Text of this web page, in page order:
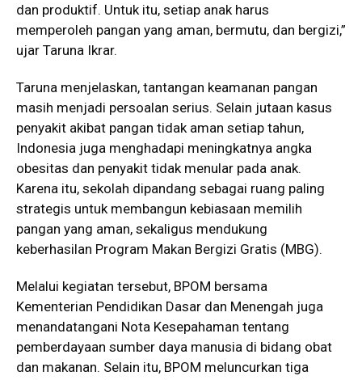
dan produktif. Untuk itu, setiap anak harus
memperoleh pangan yang aman, bermutu, dan bergizi,”
ujar Taruna Ikrar.
Taruna menjelaskan, tantangan keamanan pangan
masih menjadi persoalan serius. Selain jutaan kasus
penyakit akibat pangan tidak aman setiap tahun,
Indonesia juga menghadapi meningkatnya angka
obesitas dan penyakit tidak menular pada anak.
Karena itu, sekolah dipandang sebagai ruang paling
strategis untuk membangun kebiasaan memilih
pangan yang aman, sekaligus mendukung
keberhasilan Program Makan Bergizi Gratis (MBG).
Melalui kegiatan tersebut, BPOM bersama
Kementerian Pendidikan Dasar dan Menengah juga
menandatangani Nota Kesepahaman tentang
pemberdayaan sumber daya manusia di bidang obat
dan makanan. Selain itu, BPOM meluncurkan tiga